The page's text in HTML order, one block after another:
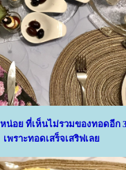
น่อย ที่เห็นไม่รวมของทอดอีก
เพราะทอดเสร็จเสริฟเล